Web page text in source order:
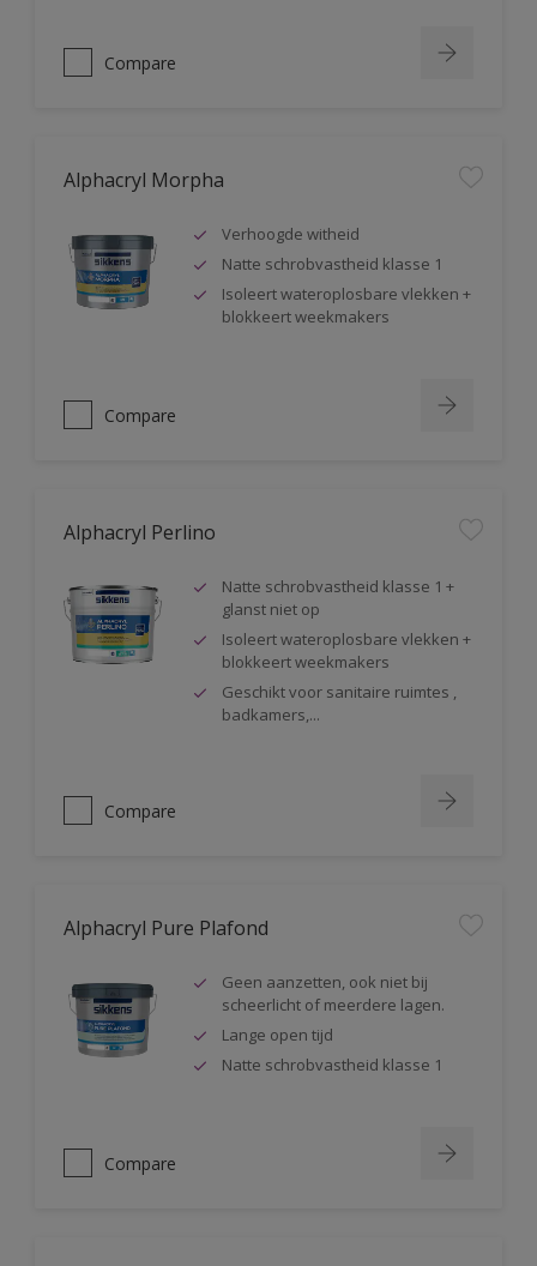
Compare
Alphacryl Morpha
Verhoogde witheid
Natte schrobvastheid klasse 1
Isoleert wateroplosbare vlekken +
blokkeert weekmakers
Compare
Alphacryl Perlino
Natte schrobvastheid klasse 1 +
glanst niet op
Isoleert wateroplosbare vlekken +
blokkeert weekmakers
Geschikt voor sanitaire ruimtes ,
badkamers,...
Compare
Alphacryl Pure Plafond
Geen aanzetten, ook niet bij
scheerlicht of meerdere lagen.
Lange open tijd
Natte schrobvastheid klasse 1
Compare